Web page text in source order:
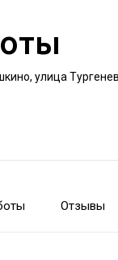
улица
Отзывы